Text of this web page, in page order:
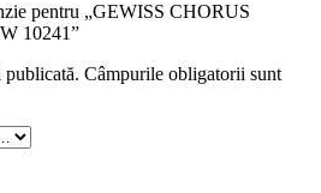
pentru „GEWISS CHORUS
10241”
publicată. Câmpurile obligatorii sunt